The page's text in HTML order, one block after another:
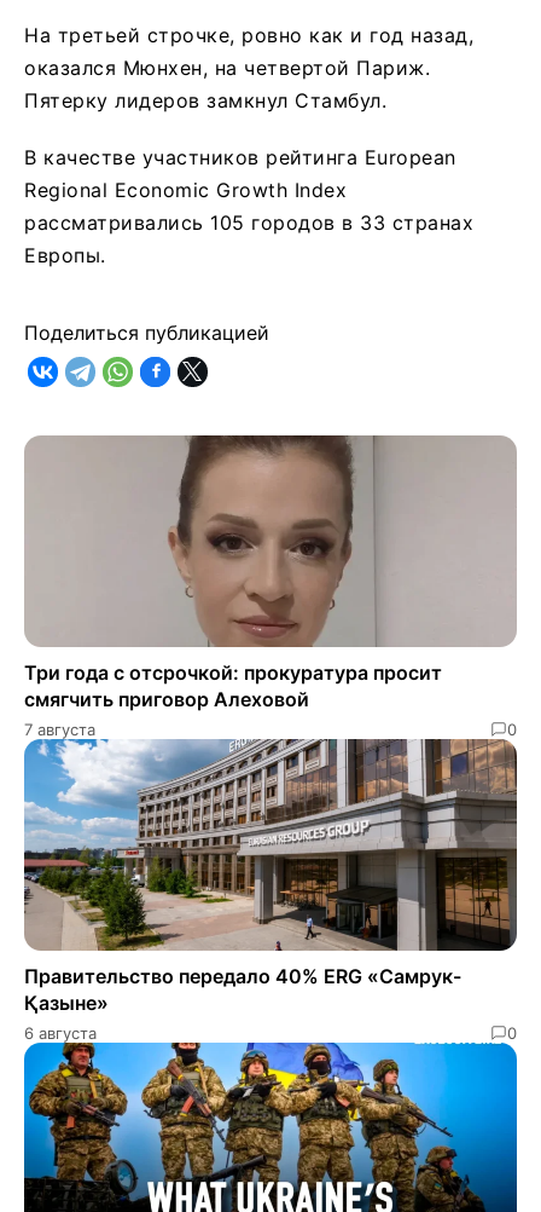
На третьей строчке, ровно как и год назад,
оказался Мюнхен, на четвертой Париж.
Пятерку лидеров замкнул Стамбул.
В качестве участников рейтинга European
Regional Economic Growth Index
рассматривались 105 городов в 33 странах
Европы.
Поделиться публикацией
Три года с отсрочкой: прокуратура просит
смягчить приговор Алеховой
7 августа 0
Правительство передало 40% ERG «Самрук-
Қазыне»
6 августа 0